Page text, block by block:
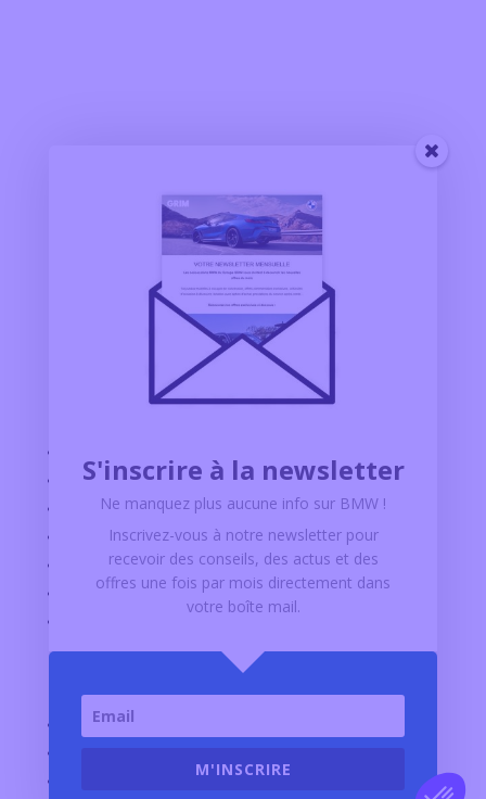
BMW MONTÉLIMAR
BMW VALENCE
BMW ALBI
BMW RODEZ
BMW AURILLAC
Explorer
FINANCEMENT BMW
S'inscrire à la newsletter
Ne manquez plus aucune info sur BMW !
Inscrivez-vous à notre newsletter pour
recevoir des conseils, des actus et des
offres une fois par mois directement dans
votre boîte mail.
M'INSCRIRE